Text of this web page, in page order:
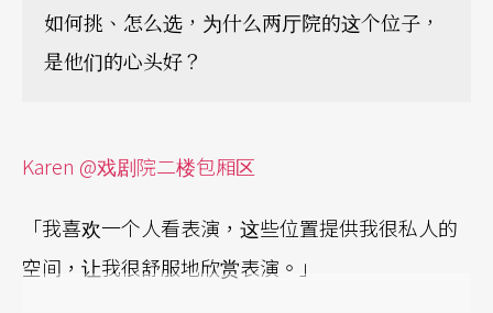
如何挑、怎么选，为什么两厅院的这个位子，
是他们的心头好？
Karen @戏剧院二楼包厢区
「我喜欢一个人看表演，这些位置提供我很私人的
空间，让我很舒服地欣赏表演。」